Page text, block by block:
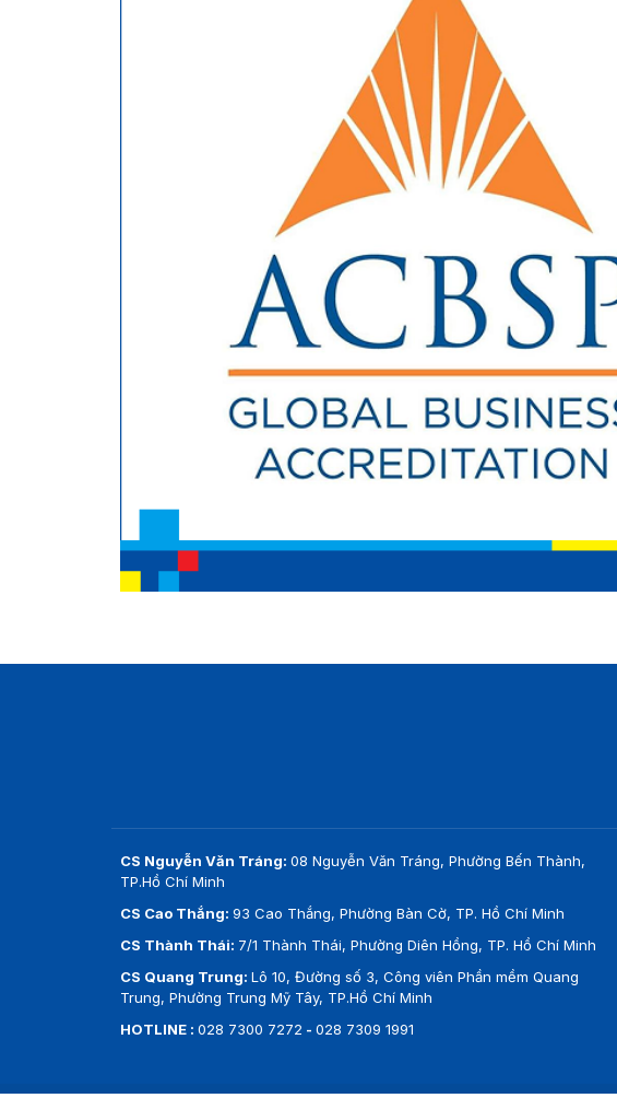
CS Nguyễn Văn Tráng: 08 Nguyễn Văn Tráng, Phường Bến Thành,
TP.Hồ Chí Minh
CS Cao Thắng: 93 Cao Thắng, Phường Bàn Cờ, TP. Hồ Chí Minh
CS Thành Thái: 7/1 Thành Thái, Phường Diên Hồng, TP. Hồ Chí Minh
CS Quang Trung: Lô 10, Đường số 3, Công viên Phần mềm Quang
Trung, Phường Trung Mỹ Tây, TP.Hồ Chí Minh
HOTLINE : 028 7300 7272 - 028 7309 1991